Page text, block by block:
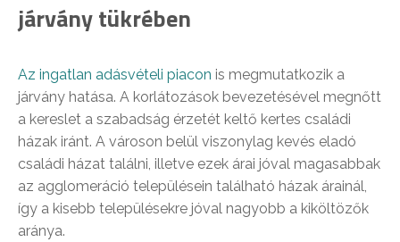
járvány tükrében
Az ingatlan adásvételi piacon is megmutatkozik a
járvány hatása. A korlátozások bevezetésével megnőtt
a kereslet a szabadság érzetét keltő kertes családi
házak iránt. A városon belül viszonylag kevés eladó
családi házat találni, illetve ezek árai jóval magasabbak
az agglomeráció településein található házak árainál,
így a kisebb településekre jóval nagyobb a kiköltözők
aránya.